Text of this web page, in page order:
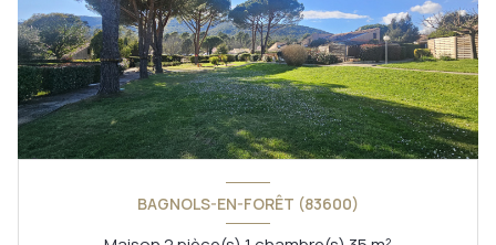
BAGNOLS-EN-FORÊT (83600)